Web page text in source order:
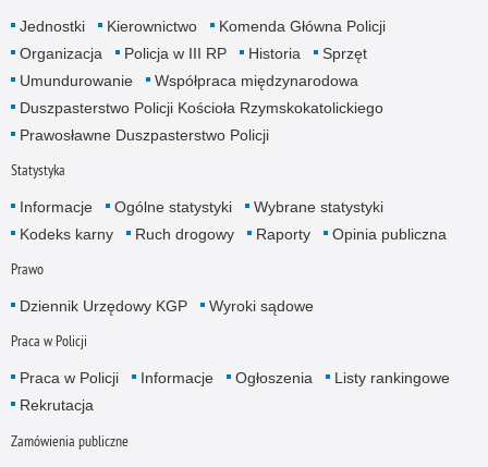
Jednostki Kierownictwo
Komenda Główna Policji
Organizacja
Policja w III RP Historia
Sprzęt
Umundurowanie
Współpraca międzynarodowa
Duszpasterstwo Policji Kościoła Rzymskokatolickiego
Prawosławne Duszpasterstwo Policji
Statystyka
Informacje Ogólne statystyki
Wybrane statystyki
Kodeks karny
Ruch drogowy Raporty Opinia publiczna
Prawo
Dziennik Urzędowy KGP Wyroki sądowe
Praca w Policji
Praca w Policji Informacje Ogłoszenia
Listy rankingowe
Rekrutacja
Zamówienia publiczne